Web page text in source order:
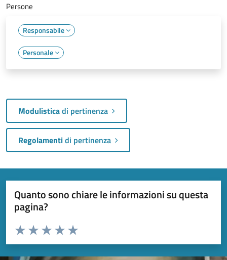
Persone
Responsabile
Personale
Modulisticadi pertinenza
Regolamentidi pertinenza
Quanto sono chiare le informazioni su questa
pagina?
Valuta da 1 a 5 stelle la pagina
Valuta 5 stelle su 5
Valuta 4 stelle su 5
Valuta 3 stelle su 5
Valuta 2 stelle su 5
Valuta 1 stelle su 5